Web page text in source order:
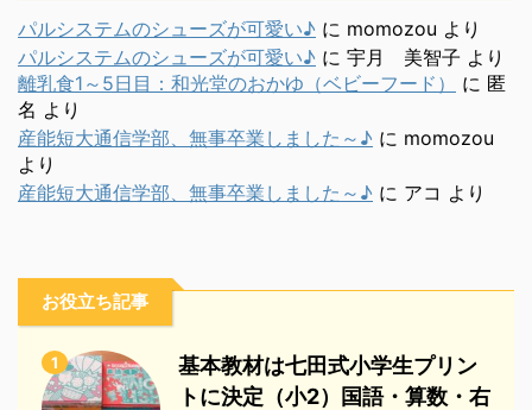
パルシステムのシューズが可愛い♪ に momozou より
パルシステムのシューズが可愛い♪ に 宇月 美智子 より
離乳食1～5日目：和光堂のおかゆ（ベビーフード）
に 匿
名 より
産能短大通信学部、無事卒業しました～♪ に momozou
より
産能短大通信学部、無事卒業しました～♪ に アコ より
お役立ち記事
1
基本教材は七田式小学生プリン
トに決定（小2）国語・算数・右